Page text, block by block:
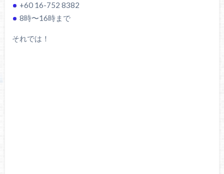
+60 16-752 8382
8時〜16時まで
それでは！